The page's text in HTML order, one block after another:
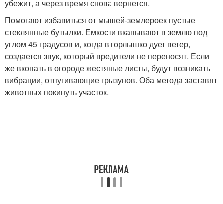
убежит, а через время снова вернется.
Помогают избавиться от мышей-землероек пустые
стеклянные бутылки. Емкости вкапывают в землю под
углом 45 градусов и, когда в горлышко дует ветер,
создается звук, который вредители не переносят. Если
же вкопать в огороде жестяные листы, будут возникать
вибрации, отпугивающие грызунов. Оба метода заставят
животных покинуть участок.